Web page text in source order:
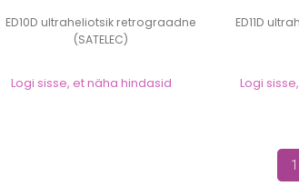
ED10D ultraheliotsik retrograadne
(SATELEC)
Logi sisse, et näha hindasid
ED11D
Logi
1